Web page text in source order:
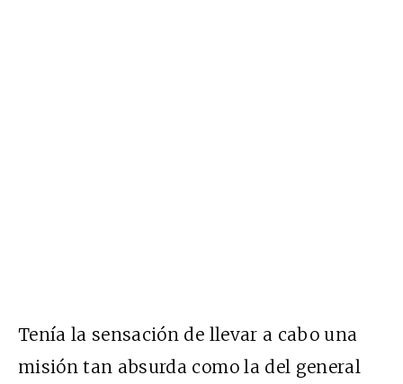
Tenía la sensación de llevar a cabo una
misión tan absurda como la del general